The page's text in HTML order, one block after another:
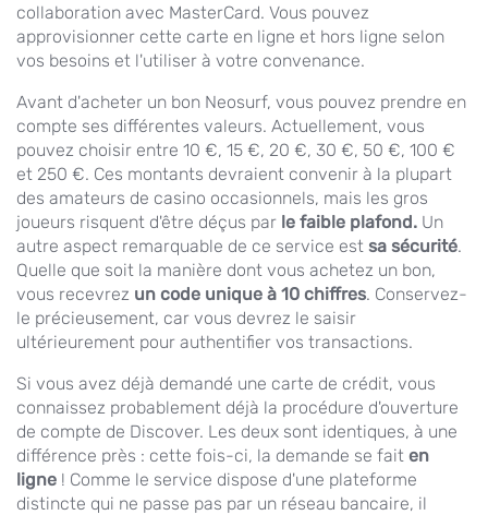
collaboration avec MasterCard. Vous pouvez
approvisionner cette carte en ligne et hors ligne selon
vos besoins et l'utiliser à votre convenance.
Avant d'acheter un bon Neosurf, vous pouvez prendre en
compte ses différentes valeurs. Actuellement, vous
pouvez choisir entre 10 €, 15 €, 20 €, 30 €, 50 €, 100 €
et 250 €. Ces montants devraient convenir à la plupart
des amateurs de casino occasionnels, mais les gros
joueurs risquent d'être déçus par le faible plafond. Un
autre aspect remarquable de ce service est sa sécurité.
Quelle que soit la manière dont vous achetez un bon,
vous recevrez un code unique à 10 chiffres. Conservez-
le précieusement, car vous devrez le saisir
ultérieurement pour authentifier vos transactions.
Si vous avez déjà demandé une carte de crédit, vous
connaissez probablement déjà la procédure d'ouverture
de compte de Discover. Les deux sont identiques, à une
différence près : cette fois-ci, la demande se fait en
ligne ! Comme le service dispose d'une plateforme
distincte qui ne passe pas par un réseau bancaire, il